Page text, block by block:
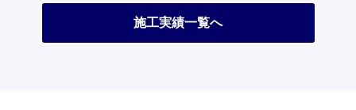
施工実績一覧へ